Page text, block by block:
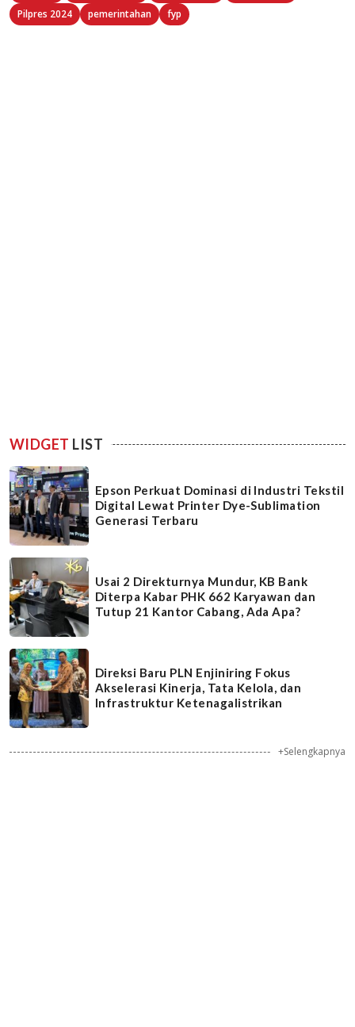
Pilpres 2024 pemerintahan fyp
WIDGET LIST
Epson Perkuat Dominasi di Industri Tekstil
Digital Lewat Printer Dye-Sublimation
Generasi Terbaru
Usai 2 Direkturnya Mundur, KB Bank
Diterpa Kabar PHK 662 Karyawan dan
Tutup 21 Kantor Cabang, Ada Apa?
Direksi Baru PLN Enjiniring Fokus
Akselerasi Kinerja, Tata Kelola, dan
Infrastruktur Ketenagalistrikan
+Selengkapnya